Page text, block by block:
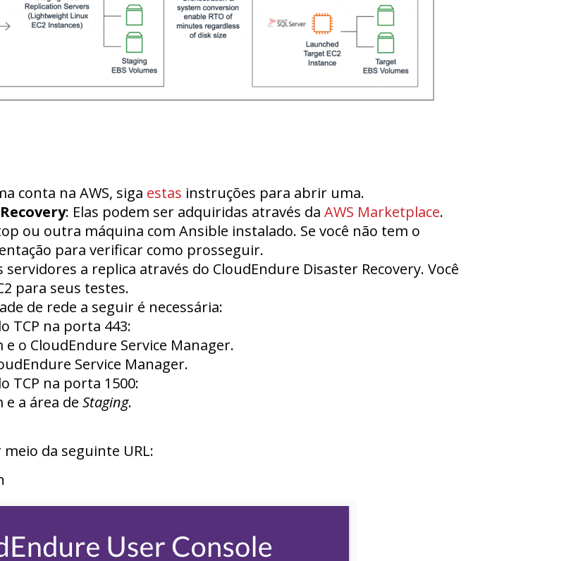
conta na AWS, siga estas instruções para abrir uma.
: Elas podem ser adquiridas através da AWS Marketplace.
ou outra máquina com Ansible instalado. Se você não tem o
para verificar como prosseguir.
servidores a replica através do CloudEndure Disaster Recovery. Você
para seus testes.
de rede a seguir é necessária:
TCP na porta 443:
o CloudEndure Service Manager.
Service Manager.
TCP na porta 1500:
a área de Staging.
da seguinte URL: